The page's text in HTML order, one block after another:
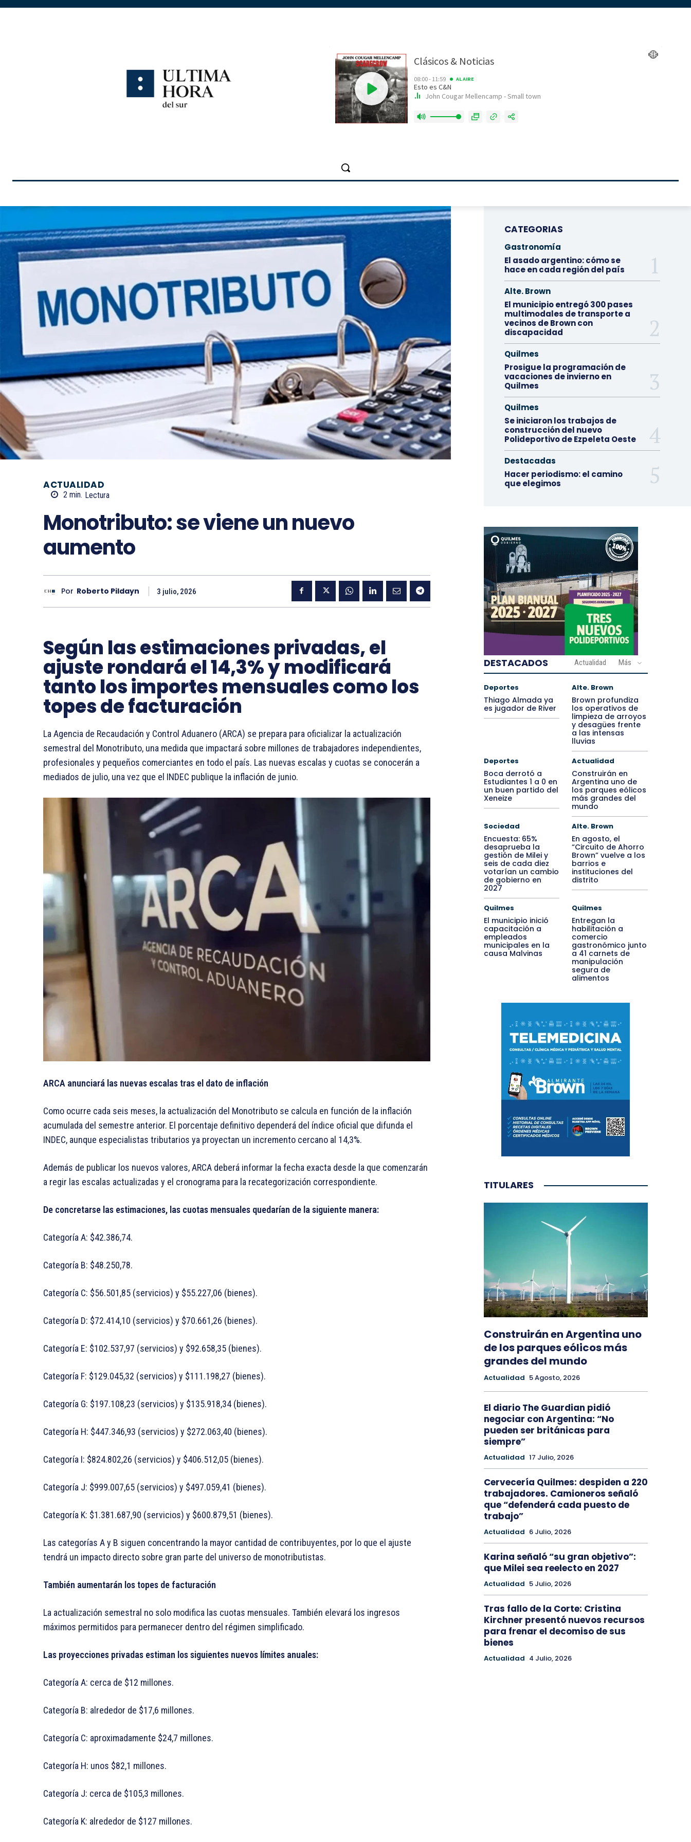
ACTUALIDAD
2 min. Lectura
Monotributo: se viene un nuevo
aumento
Por Roberto Pildayn 3 julio, 2026
Según las estimaciones privadas, el
ajuste rondará el 14,3% y modificará
tanto los importes mensuales como los
topes de facturación
La Agencia de Recaudación y Control Aduanero (ARCA) se prepara para oficializar la actualización
semestral del Monotributo, una medida que impactará sobre millones de trabajadores independientes,
profesionales y pequeños comerciantes en todo el país. Las nuevas escalas y cuotas se conocerán a
mediados de julio, una vez que el INDEC publique la inflación de junio.
ARCA anunciará las nuevas escalas tras el dato de inflación
Como ocurre cada seis meses, la actualización del Monotributo se calcula en función de la inflación
acumulada del semestre anterior. El porcentaje definitivo dependerá del índice oficial que difunda el
INDEC, aunque especialistas tributarios ya proyectan un incremento cercano al 14,3%.
Además de publicar los nuevos valores, ARCA deberá informar la fecha exacta desde la que comenzarán
a regir las escalas actualizadas y el cronograma para la recategorización correspondiente.
De concretarse las estimaciones, las cuotas mensuales quedarían de la siguiente manera:
Categoría A: $42.386,74.
Categoría B: $48.250,78.
Categoría C: $56.501,85 (servicios) y $55.227,06 (bienes).
Categoría D: $72.414,10 (servicios) y $70.661,26 (bienes).
Categoría E: $102.537,97 (servicios) y $92.658,35 (bienes).
Categoría F: $129.045,32 (servicios) y $111.198,27 (bienes).
Categoría G: $197.108,23 (servicios) y $135.918,34 (bienes).
Categoría H: $447.346,93 (servicios) y $272.063,40 (bienes).
Categoría I: $824.802,26 (servicios) y $406.512,05 (bienes).
Categoría J: $999.007,65 (servicios) y $497.059,41 (bienes).
Categoría K: $1.381.687,90 (servicios) y $600.879,51 (bienes).
Las categorías A y B siguen concentrando la mayor cantidad de contribuyentes, por lo que el ajuste
tendrá un impacto directo sobre gran parte del universo de monotributistas.
También aumentarán los topes de facturación
La actualización semestral no solo modifica las cuotas mensuales. También elevará los ingresos
máximos permitidos para permanecer dentro del régimen simplificado.
Las proyecciones privadas estiman los siguientes nuevos límites anuales:
Categoría A: cerca de $12 millones.
Categoría B: alrededor de $17,6 millones.
Categoría C: aproximadamente $24,7 millones.
Categoría H: unos $82,1 millones.
Categoría J: cerca de $105,3 millones.
Categoría K: alrededor de $127 millones.
CATEGORIAS
Gastronomía
El asado argentino: cómo se
hace en cada región del país
Alte. Brown
El municipio entregó 300 pases
multimodales de transporte a
vecinos de Brown con
discapacidad
Quilmes
Prosigue la programación de
vacaciones de invierno en
Quilmes
Quilmes
Se iniciaron los trabajos de
construcción del nuevo
Polideportivo de Ezpeleta Oeste
Destacadas
Hacer periodismo: el camino
que elegimos
DESTACADOS Actualidad Más
Deportes
Thiago Almada ya
es jugador de River
Alte. Brown
Brown profundiza
los operativos de
limpieza de arroyos
y desagües frente
a las intensas
lluvias
Deportes
Boca derrotó a
Estudiantes 1 a 0 en
un buen partido del
Xeneize
Actualidad
Construirán en
Argentina uno de
los parques eólicos
más grandes del
mundo
Sociedad
Encuesta: 65%
desaprueba la
gestión de Milei y
seis de cada diez
votarían un cambio
de gobierno en
2027
Alte. Brown
En agosto, el
“Circuito de Ahorro
Brown” vuelve a los
barrios e
instituciones del
distrito
Quilmes
El municipio inició
capacitación a
empleados
municipales en la
causa Malvinas
Quilmes
Entregan la
habilitación a
comercio
gastronómico junto
a 41 carnets de
manipulación
segura de
alimentos
TITULARES
Construirán en Argentina uno
de los parques eólicos más
grandes del mundo
Actualidad 5 Agosto, 2026
El diario The Guardian pidió
negociar con Argentina: “No
pueden ser británicas para
siempre”
Actualidad 17 Julio, 2026
Cervecería Quilmes: despiden a 220
trabajadores. Camioneros señaló
que “defenderá cada puesto de
trabajo”
Actualidad 6 Julio, 2026
Karina señaló “su gran objetivo”:
que Milei sea reelecto en 2027
Actualidad 5 Julio, 2026
Tras fallo de la Corte: Cristina
Kirchner presentó nuevos recursos
para frenar el decomiso de sus
bienes
Actualidad 4 Julio, 2026